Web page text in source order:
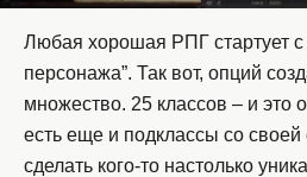
Любая хорошая РПГ стартует с
персонажа”. Так вот, опций
множество. 25 классов – и это
есть еще и подклассы со
сделать кого-то настолько